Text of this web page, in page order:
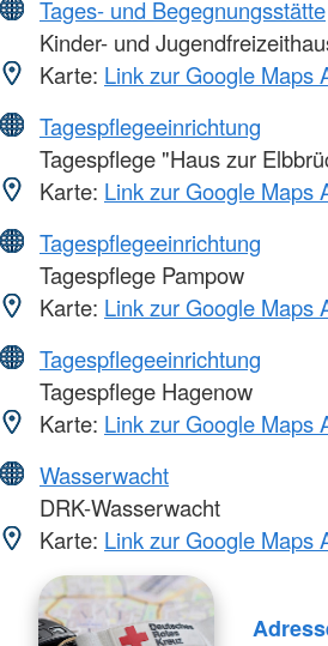
Tages- und Begegnungsstätte
Kinder- und
Karte: Link zur Google Maps
Tagespflegeeinrichtung
Tagespflege "Haus zur
Karte: Link zur Google Maps
Tagespflegeeinrichtung
Tagespflege Pampow
Karte: Link zur Google Maps
Tagespflegeeinrichtung
Tagespflege Hagenow
Karte: Link zur Google Maps
Wasserwacht
DRK-Wasserwacht
Karte: Link zur Google Maps